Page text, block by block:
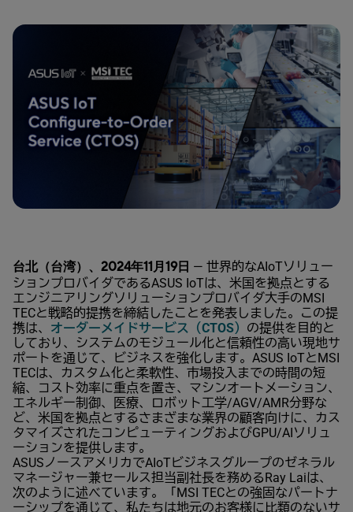
台北（台湾）、2024年11月19日 — 世界的なAIoTソリュー
ションプロバイダであるASUS IoTは、米国を拠点とする
エンジニアリングソリューションプロバイダ大手のMSI
TECと戦略的提携を締結したことを発表しました。この提
携は、 オーダーメイドサービス（CTOS） の提供を目的と
しており、システムのモジュール化と信頼性の高い現地サ
ポートを通じて、ビジネスを強化します。ASUS IoTとMSI
TECは、カスタム化と柔軟性、市場投入までの時間の短
縮、コスト効率に重点を置き、マシンオートメーション、
エネルギー制御、医療、ロボット工学/AGV/AMR分野な
ど、米国を拠点とするさまざまな業界の顧客向けに、カス
タマイズされたコンピューティングおよびGPU/AIソリュ
ーションを提供します。
ASUSノースアメリカでAIoTビジネスグループのゼネラル
マネージャー兼セールス担当副社長を務めるRay Laiは、
次のように述べています。「MSI TECとの強固なパートナ
ーシップを通じて、私たちは地元のお客様に比類のないサ